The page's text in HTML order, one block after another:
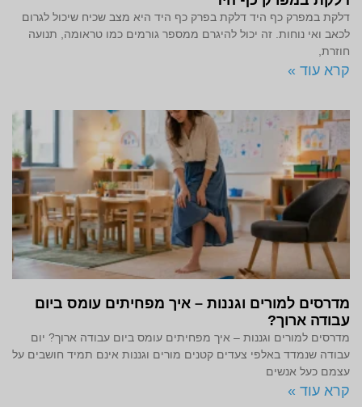
דלקת במפרק כף היד דלקת בפרק כף היד היא מצב שכיח שיכול לגרום
לכאב ואי נוחות. זה יכול להיגרם ממספר גורמים כמו טראומה, תנועה
חוזרת,
קרא עוד »
מדרסים למורים וגננות – איך מפחיתים עומס ביום
עבודה ארוך?
מדרסים למורים וגננות – איך מפחיתים עומס ביום עבודה ארוך? יום
עבודה שנמדד באלפי צעדים קטנים מורים וגננות אינם תמיד חושבים על
עצמם כעל אנשים
קרא עוד »